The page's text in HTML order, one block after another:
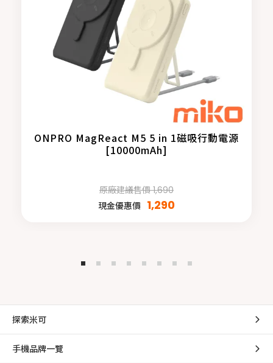
ONPRO MagReact M5 5 in 1磁吸行動電源
[10000mAh]
原廠建議售價 1,690
現金優惠價 1,290
探索米可
手機品牌一覽